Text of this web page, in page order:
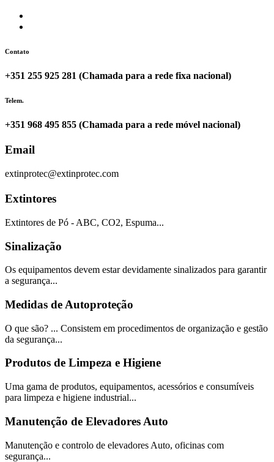
Contato
+351 255 925 281 (Chamada para a rede fixa nacional)
Telem.
+351 968 495 855 (Chamada para a rede móvel nacional)
Email
extinprotec@extinprotec.com
Extintores
Extintores de Pó - ABC, CO2, Espuma...
Sinalização
Os equipamentos devem estar devidamente sinalizados para garantir
a segurança...
Medidas de Autoproteção
O que são? ... Consistem em procedimentos de organização e gestão
da segurança...
Produtos de Limpeza e Higiene
Uma gama de produtos, equipamentos, acessórios e consumíveis
para limpeza e higiene industrial...
Manutenção de Elevadores Auto
Manutenção e controlo de elevadores Auto, oficinas com
segurança...